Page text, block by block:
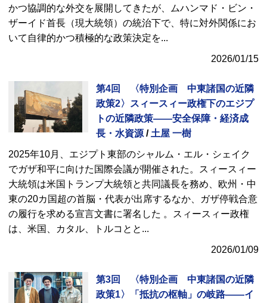
かつ協調的な外交を展開してきたが、ムハンマド・ビン・
ザーイド首長（現大統領）の統治下で、特に対外関係にお
いて自律的かつ積極的な政策決定を...
2026/01/15
第4回 〈特別企画 中東諸国の近隣
政策2〉スィースィー政権下のエジプ
トの近隣政策――安全保障・経済成
長・水資源/ 土屋 一樹
2025年10月、エジプト東部のシャルム・エル・シェイク
でガザ和平に向けた国際会議が開催された。スィースィー
大統領は米国トランプ大統領と共同議長を務め、欧州・中
東の20カ国超の首脳・代表が出席するなか、ガザ停戦合意
の履行を求める宣言文書に署名した 。スィースィー政権
は、米国、カタル、トルコとと ...
2026/01/09
第3回 〈特別企画 中東諸国の近隣
政策1〉「抵抗の枢軸」の岐路――イ